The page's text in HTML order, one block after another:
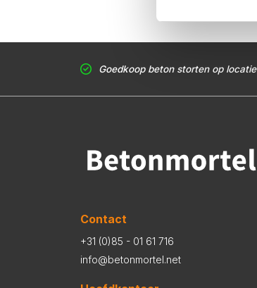
Goedkoop beton storten op locatie
Contact
+31 (0)85 - 01 61 716
info@betonmortel.net